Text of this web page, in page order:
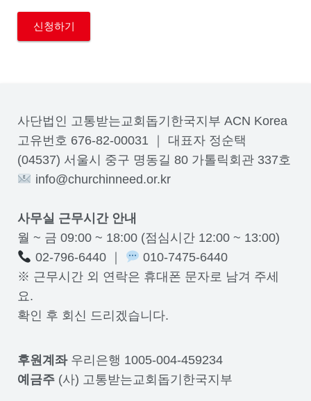
사단법인 고통받는교회돕기한국지부 ACN Korea
고유번호 676-82-00031 ｜ 대표자 정순택
(04537) 서울시 중구 명동길 80 가톨릭회관 337호
info@churchinneed.or.kr
사무실 근무시간 안내
월 ~ 금 09:00 ~ 18:00 (점심시간 12:00 ~ 13:00)
02-796-6440 ｜
010-7475-6440
※ 근무시간 외 연락은 휴대폰 문자로 남겨 주세
요.
확인 후 회신 드리겠습니다.
후원계좌우리은행 1005-004-459234
예금주 (사) 고통받는교회돕기한국지부